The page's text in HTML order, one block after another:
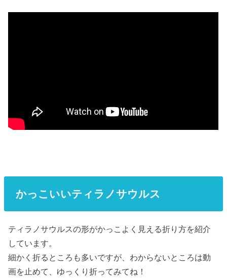
かっこいいティラノサウルス
ティラノサウルスの形がかっこよく見える折り方を紹介
しています。
細かく折るところも多いですが、わからないところは動
画を止めて、ゆっくり折ってみてね！